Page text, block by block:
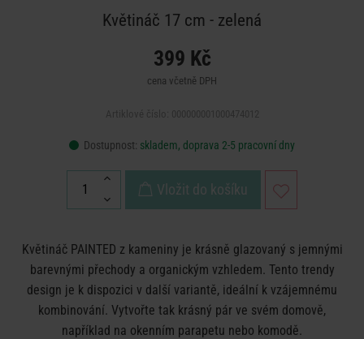
Květináč 17 cm - zelená
399 Kč
cena včetně DPH
Dostupnost: skladem, doprava 2-5 pracovní dny
Vložit do košíku
Květináč PAINTED z kameniny je krásně glazovaný s jemnými
barevnými přechody a organickým vzhledem. Tento trendy
design je k dispozici v další variantě, ideální k vzájemnému
kombinování. Vytvořte tak krásný pár ve svém domově,
například na okenním parapetu nebo komodě.